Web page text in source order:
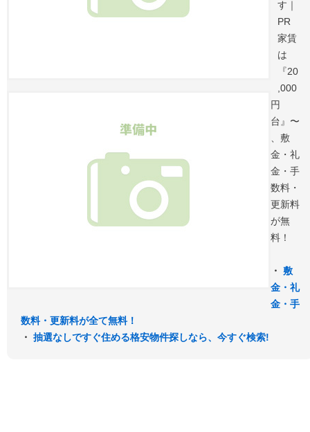
す｜
PR
家賃
は
『20
,000
円
台』〜
、敷
金・礼
金・手
数料・
更新料
が無
料！
・ 敷
金・礼
金・手
数料・更新料が全て無料！
・ 抽選なしですぐ住める格安物件探しなら、今すぐ検索!